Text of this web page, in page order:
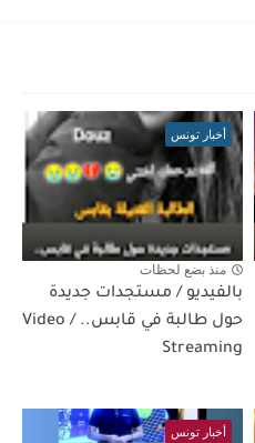
أخبار تونس
منذ بضع لحظات
بالفيديو / مستجدات جديدة
حول طالبة في قابس.. / Video
Streaming
أخبار تونس